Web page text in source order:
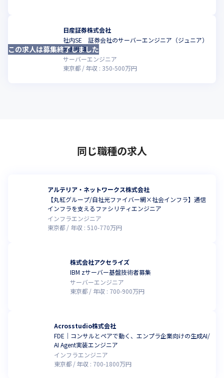
日産証券株式会社
社内SE 証券会社のサーバーエンジニア（ジュニア）
のお仕事
サーバーエンジニア
東京都
年収 : 350-500万円
この求人は募集終了しました
同じ職種の求人
アルテリア・ネットワークス株式会社
【丸紅グループ/自社光ファイバー網×社会インフラ】通信
インフラを支えるファシリティエンジニア
インフラエンジニア
東京都
年収 : 510-770万円
株式会社アクセライズ
IBM zサーバー基盤技術者募集
サーバーエンジニア
東京都
年収 : 700-900万円
Acrosstudio株式会社
FDE｜コンサルとペアで動く、エンプラ企業向けの生成AI/
AI Agent実装エンジニア
インフラエンジニア
東京都
年収 : 700-1800万円